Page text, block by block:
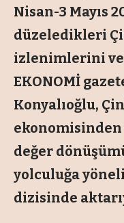
Nisan-3 Mayıs
düzeledikleri
izlenimlerini
EKONOMİ
Konyalıoğlu,
ekonomisinden
değer
yolculuğa
dizisinde